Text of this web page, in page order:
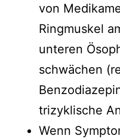
von
Ringmuskel
unteren
schwächen
trizyklische
Wenn